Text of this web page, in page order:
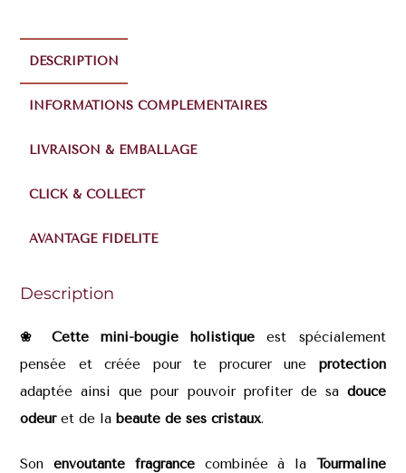
DESCRIPTION
INFORMATIONS COMPLÉMENTAIRES
LIVRAISON & EMBALLAGE
CLICK & COLLECT
AVANTAGE FIDÉLITÉ
Description
❀ Cette mini-bougie holistiqueest spécialement
pensée et créée pour te procurer une protection
adaptée ainsi que pour pouvoir profiter de sa douce
odeuret de labeauté de ses cristaux.
Sonenvoutante fragrancecombinée à la Tourmaline